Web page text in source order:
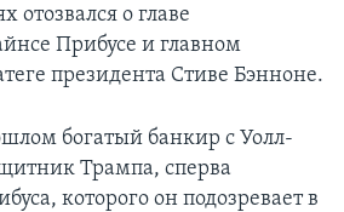
отозвался о главе
Прибусе и главном
президента Стиве Бэнноне.
богатый банкир с Уолл-
Трампа, сперва
которого он подозревает в